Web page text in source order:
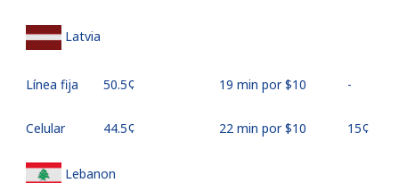
Latvia
Línea fija ⁦50.5¢⁩ 19 min por ⁦$10⁩ -
Celular ⁦44.5¢⁩ 22 min por ⁦$10⁩ ⁦15¢⁩
Lebanon